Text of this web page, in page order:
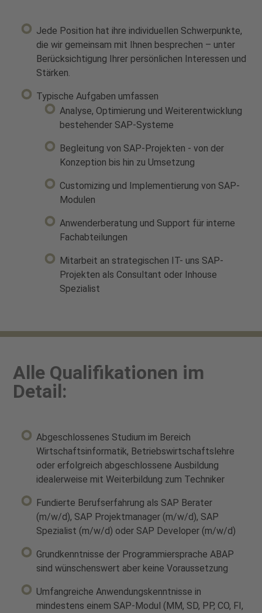
Jede Position hat ihre individuellen Schwerpunkte,
die wir gemeinsam mit Ihnen besprechen – unter
Berücksichtigung Ihrer persönlichen Interessen und
Stärken.
Typische Aufgaben umfassen
Analyse, Optimierung und Weiterentwicklung
bestehender SAP-Systeme
Begleitung von SAP-Projekten - von der
Konzeption bis hin zu Umsetzung
Customizing und Implementierung von SAP-
Modulen
Anwenderberatung und Support für interne
Fachabteilungen
Mitarbeit an strategischen IT- uns SAP-
Projekten als Consultant oder Inhouse
Spezialist
Alle Qualifikationen im
Detail:
Abgeschlossenes Studium im Bereich
Wirtschaftsinformatik, Betriebswirtschaftslehre
oder erfolgreich abgeschlossene Ausbildung
idealerweise mit Weiterbildung zum Techniker
Fundierte Berufserfahrung als SAP Berater
(m/w/d), SAP Projektmanager (m/w/d), SAP
Spezialist (m/w/d) oder SAP Developer (m/w/d)
Grundkenntnisse der Programmiersprache ABAP
sind wünschenswert aber keine Voraussetzung
Umfangreiche Anwendungskenntnisse in
mindestens einem SAP-Modul (MM, SD, PP, CO, FI,